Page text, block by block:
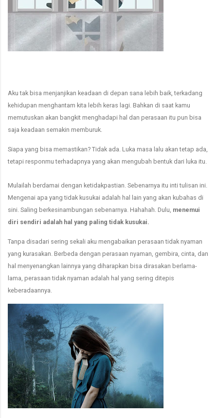
Aku tak bisa menjanjikan keadaan di depan sana lebih baik, terkadang
kehidupan menghantam kita lebih keras lagi. Bahkan di saat kamu
memutuskan akan bangkit menghadapi hal dan perasaan itu pun bisa
saja keadaan semakin memburuk.
Siapa yang bisa memastikan? Tidak ada. Luka masa lalu akan tetap ada,
tetapi responmu terhadapnya yang akan mengubah bentuk dari luka itu.
Mulailah berdamai dengan ketidakpastian. Sebenarnya itu inti tulisan ini.
Mengenai apa yang tidak kusukai adalah hal lain yang akan kubahas di
sini. Saling berkesinambungan sebenarnya. Hahahah. Dulu, menemui
diri sendiri adalah hal yang paling tidak kusukai.
Tanpa disadari sering sekali aku mengabaikan perasaan tidak nyaman
yang kurasakan. Berbeda dengan perasaan nyaman, gembira, cinta, dan
hal menyenangkan lainnya yang diharapkan bisa dirasakan berlama-
lama, perasaan tidak nyaman adalah hal yang sering ditepis
keberadaannya.